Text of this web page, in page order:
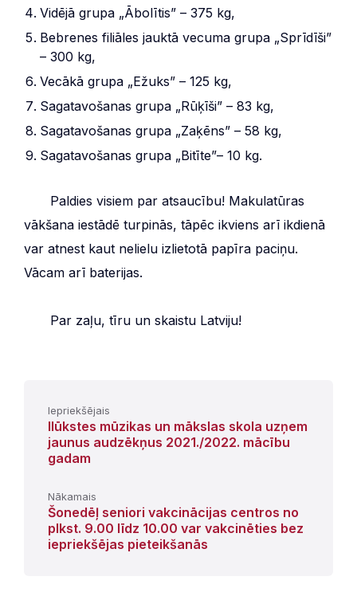
Vidējā grupa „Ābolītis” – 375 kg,
Bebrenes filiāles jauktā vecuma grupa „Sprīdīši”
– 300 kg,
Vecākā grupa „Ežuks” – 125 kg,
Sagatavošanas grupa „Rūķīši” – 83 kg,
Sagatavošanas grupa „Zaķēns” – 58 kg,
Sagatavošanas grupa „Bitīte”– 10 kg.
Paldies visiem par atsaucību! Makulatūras
vākšana iestādē turpinās, tāpēc ikviens arī ikdienā
var atnest kaut nelielu izlietotā papīra paciņu.
Vācam arī baterijas.
Par zaļu, tīru un skaistu Latviju!
Iepriekšējais
Ilūkstes mūzikas un mākslas skola uzņem
jaunus audzēkņus 2021./2022. mācību
gadam
Nākamais
Šonedēļ seniori vakcinācijas centros no
plkst. 9.00 līdz 10.00 var vakcinēties bez
iepriekšējas pieteikšanās